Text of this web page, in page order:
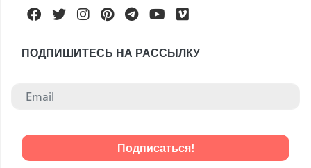
FacebookTwitterInstagramPinterestTelegramYoutube
ПОДПИШИТЕСЬ НА РАССЫЛКУ